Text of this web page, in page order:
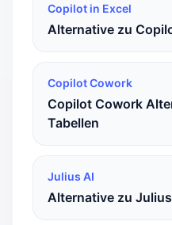
Copilot in Excel
Alternative zu
Copilot Cowork
Copilot Cowork
Tabellen
Julius AI
Alternative zu